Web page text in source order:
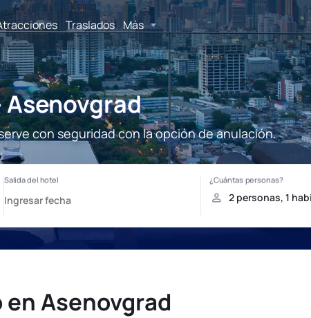
Traslados Más
con seguridad con la opción de anulación.
Asenovgrad